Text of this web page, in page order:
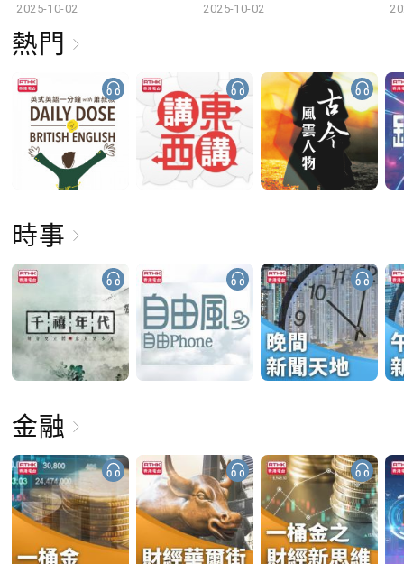
2025-10-02 2025-10-02
熱門
時事
金融